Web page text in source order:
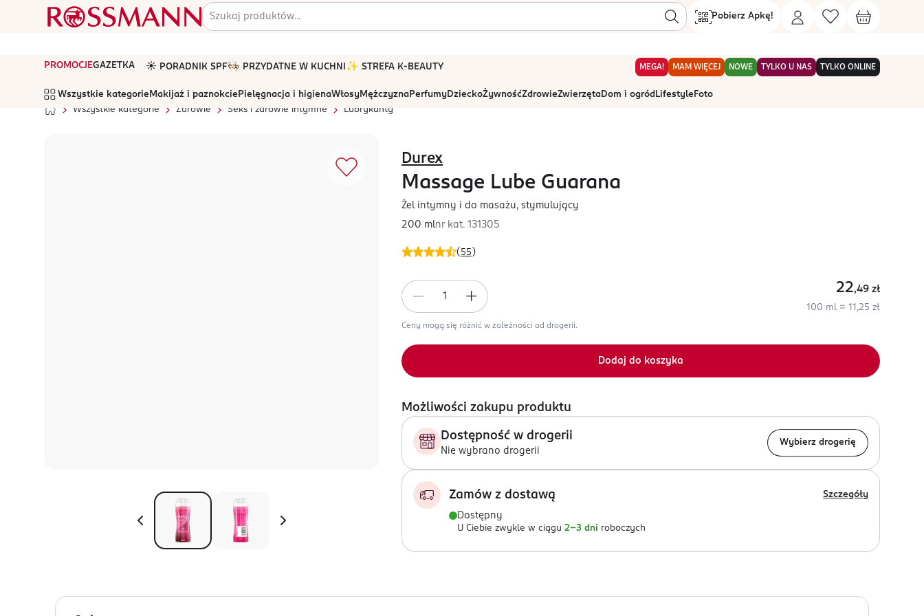
Pobierz Apkę!
PROMOCJEGAZETKA ☀️ PORADNIK SPF🧑🏻‍🍳 PRZYDATNE W KUCHNI ✨ STREFA K-BEAUTY MEGA! MAM WIĘCEJ NOWE TYLKO U NAS TYLKO ONLINE
Wszystkie kategorie Makijaż i paznokcie Pielęgnacja i higienaWłosyMężczyznaPerfumyDzieckoŻywnośćZdrowieZwierzętaDom i ogród Lifestyle Foto
Wszystkie kategorie
Zdrowie Seks i zdrowie intymne Lubrykanty
( 55 )
Durex
Massage Lube Guarana
Żel intymny i do masażu, stymulujący
200 mlnr kat. 131305
22,49 zł
100 ml = 11,25 zł
Ceny mogą się różnić w zależności od drogerii.
Dodaj do koszyka
Możliwości zakupu produktu
Dostępność w drogerii
Nie wybrano drogerii
Wybierz drogerię
Zamów z dostawą Szczegóły
Dostępny
U Ciebie zwykle w ciągu 2-3 dni roboczych